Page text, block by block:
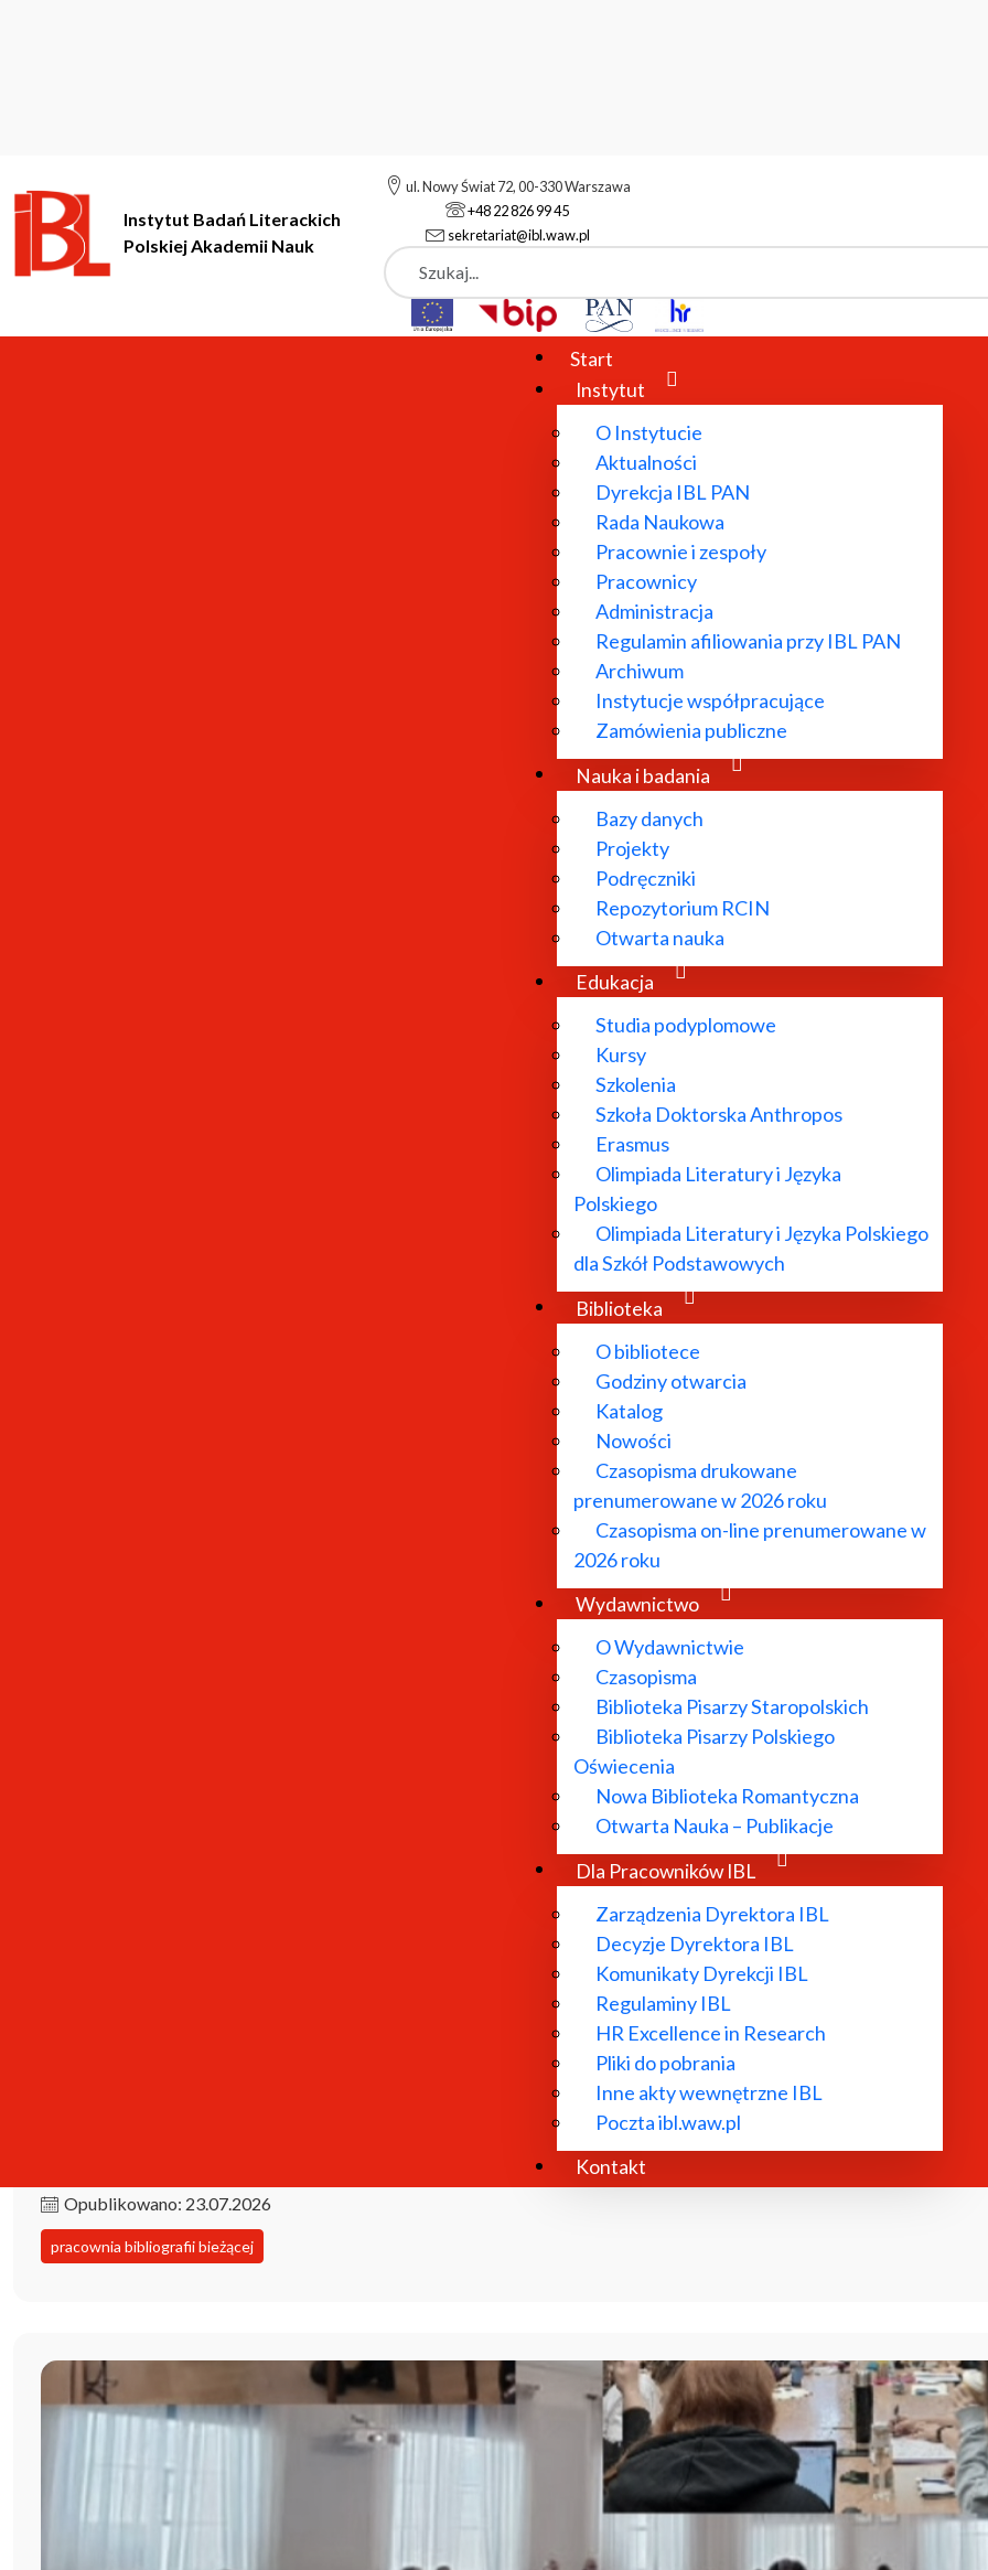
Instytut Badań Literackich
Polskiej Akademii Nauk
ul. Nowy Świat 72, 00-330 Warszawa
+48 22 826 99 45
sekretariat@ibl.waw.pl
Szukaj
Start
Instytut
O Instytucie
Aktualności
Dyrekcja IBL PAN
Rada Naukowa
Pracownie i zespoły
Pracownicy
Administracja
Regulamin afiliowania przy IBL PAN
Archiwum
Instytucje współpracujące
Zamówienia publiczne
Nauka i badania
Bazy danych
Projekty
Podręczniki
Repozytorium RCIN
Otwarta nauka
Edukacja
Studia podyplomowe
Kursy
Szkolenia
Szkoła Doktorska Anthropos
Erasmus
Olimpiada Literatury i Języka
Polskiego
Olimpiada Literatury i Języka Polskiego
dla Szkół Podstawowych
Biblioteka
O bibliotece
Godziny otwarcia
Katalog
Nowości
Czasopisma drukowane
prenumerowane w 2026 roku
Czasopisma on-line prenumerowane w
2026 roku
Wydawnictwo
O Wydawnictwie
Czasopisma
Biblioteka Pisarzy Staropolskich
Biblioteka Pisarzy Polskiego
Oświecenia
Nowa Biblioteka Romantyczna
Otwarta Nauka – Publikacje
Dla Pracowników IBL
Zarządzenia Dyrektora IBL
Decyzje Dyrektora IBL
Komunikaty Dyrekcji IBL
Regulaminy IBL
HR Excellence in Research
Pliki do pobrania
Inne akty wewnętrzne IBL
Poczta ibl.waw.pl
Kontakt
Instytut Badań Literackich PAN został powołany w
prowadzonych w Instytucie jest historia literatury
polskiej, a także rozbudowane prace bibliograficzne i
dokumentacyjne, leksykograficzne oraz edytorskie.
Opublikowano: 23.07.2026
pracownia bibliografii bieżącej